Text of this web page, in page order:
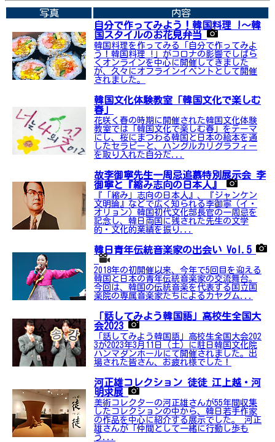
写真
内容
自分で作ってみよう！韓国料理 !〜韓
国スタイルのお花見弁当
韓国料理を作ってみる「自分で作ってみよ
う！韓国料理 !」がコロナの影響でしばら
くオンラインを中心に開催してきました
が、久々にオフラインイベントとして開催
されました。
韓国文化体験教室「韓国文化で楽しむ
春」
花咲く春の時期に開催された韓国文化体験
教室では「韓国文化で楽しむ春」をテーマ
にし、桜にまつわる韓国と日本の絵本を通
したセラピーと、ハングルカリグラフィー
を取り入れた自分だ...
故李御寧先生一周忌追慕特別展示会 李
御寧と『縮み志向の日本人』
『「縮み」志向の日本人』、『ジャンケン
文明論』などで広く知られる李御寧（イ・
オリョン）韓国初代文化部長官の一周忌を
記念し、韓日両国に残された先生の文学
的・文化的業績を振り...
韓日青年伝統音楽家の出会い Vol.5
2018年の初開催以来、今年で5回目を迎える
韓国と日本の青年伝統音楽家の交流舞台。
今回は、韓国の伝統音楽を代表する国立国
楽院の専属音楽家たちによるカヤグム...
「話してみよう韓国語」高校生全国大
会2023
「話してみよう韓国語」高校生全国大会202
3が2023年3月11日（土）に駐日韓国文化院
ハンマダンホールにて開催されました。出
場された皆さん、お疲れ様でした！
河正雄コレクション 徒徒 江上越・河
明求展
美術コレクターの河正雄さんが55年間収集
したコレクションの中から、韓日若手作家
の作品を中心に紹介する展示でした。 河正
雄さんが「仲間として一緒に行動し歩も
う...